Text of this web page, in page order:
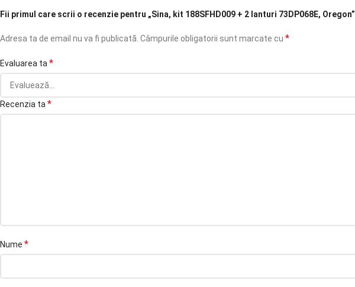
Fii primul care scrii o recenzie pentru „Sina, kit 188SFHD009 + 2 lanturi 73DP068E, Oregon”
Adresa ta de email nu va fi publicată. Câmpurile obligatorii sunt marcate cu *
Evaluarea ta *
Recenzia ta *
Nume *